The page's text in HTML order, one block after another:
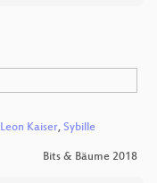
Leon Kaiser, Sybille
Bits & Bäume 2018